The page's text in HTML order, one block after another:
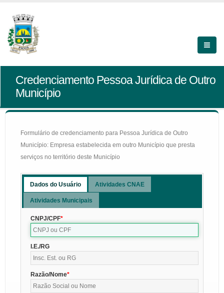
Credenciamento Pessoa Jurídica de Outro
Município
Formulário de credenciamento para Pessoa Jurídica de Outro
Município: Empresa estabelecida em outro Município que presta
serviços no território deste Município
Dados do Usuário Atividades CNAE
Atividades Municipais
CNPJ/CPF
I.E./RG
Razão/Nome